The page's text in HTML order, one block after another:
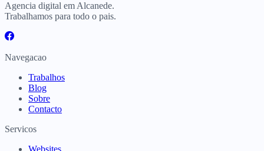
Agencia digital em Alcanede.
Trabalhamos para todo o pais.
Navegacao
Trabalhos
Blog
Sobre
Contacto
Servicos